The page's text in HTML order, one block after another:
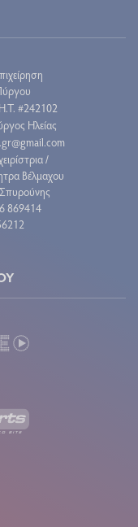
#242102
Ηλείας
/
Βέλμαχου
869414